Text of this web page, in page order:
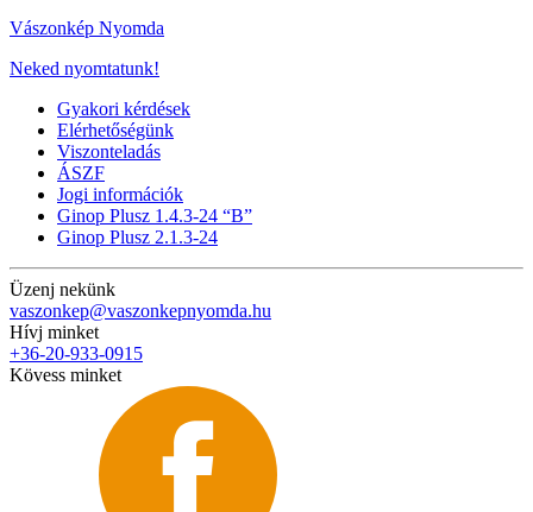
Vászonkép Nyomda
Neked nyomtatunk!
Gyakori kérdések
Elérhetőségünk
Viszonteladás
ÁSZF
Jogi információk
Ginop Plusz 1.4.3-24 “B”
Ginop Plusz 2.1.3-24
Üzenj nekünk
vaszonkep@vaszonkepnyomda.hu
Hívj minket
+36-20-933-0915
Kövess minket